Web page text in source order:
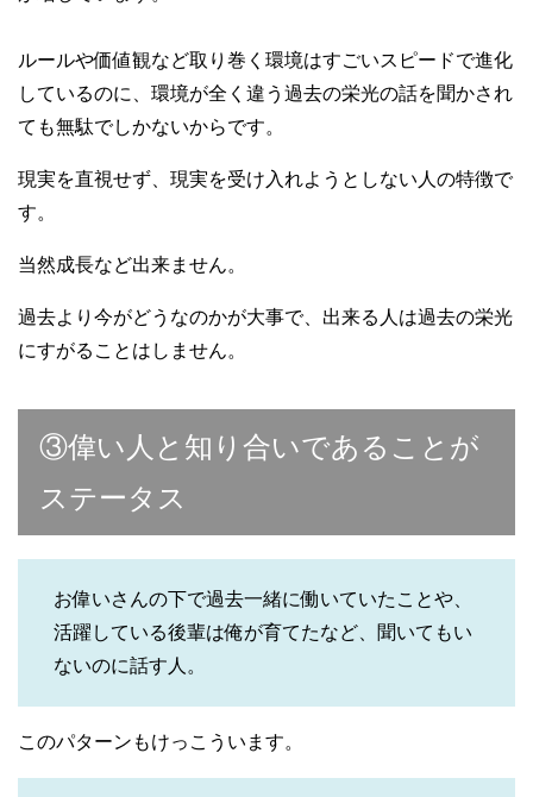
ルールや価値観など取り巻く環境はすごいスピードで進化
しているのに、環境が全く違う過去の栄光の話を聞かされ
ても無駄でしかないからです。
現実を直視せず、現実を受け入れようとしない人の特徴で
す。
当然成長など出来ません。
過去より今がどうなのかが大事で、出来る人は過去の栄光
にすがることはしません。
③偉い人と知り合いであることが
ステータス
お偉いさんの下で過去一緒に働いていたことや、
活躍している後輩は俺が育てたなど、聞いてもい
ないのに話す人。
このパターンもけっこういます。